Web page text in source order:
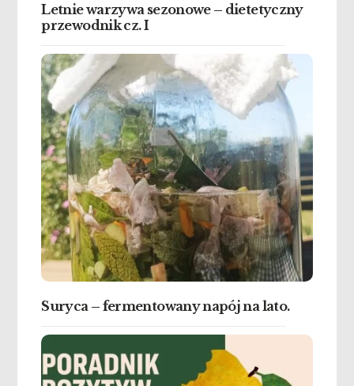
Letnie warzywa sezonowe – dietetyczny
przewodnik cz. I
Suryca – fermentowany napój na lato.